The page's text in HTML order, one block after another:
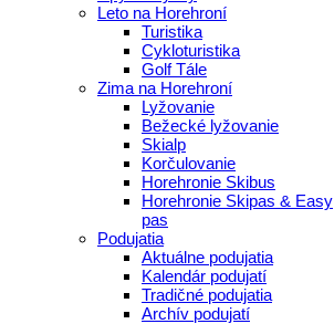
Leto na Horehroní
Turistika
Cykloturistika
Golf Tále
Zima na Horehroní
Lyžovanie
Bežecké lyžovanie
Skialp
Korčulovanie
Horehronie Skibus
Horehronie Skipas & Easy
pas
Podujatia
Aktuálne podujatia
Kalendár podujatí
Tradičné podujatia
Archív podujatí